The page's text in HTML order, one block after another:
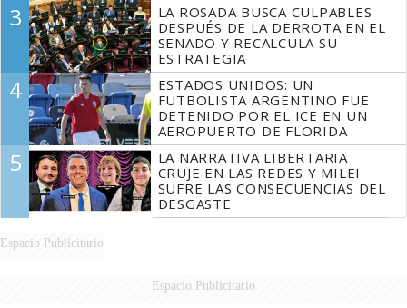
3
LA ROSADA BUSCA CULPABLES
DESPUÉS DE LA DERROTA EN EL
SENADO Y RECALCULA SU
ESTRATEGIA
4
ESTADOS UNIDOS: UN
FUTBOLISTA ARGENTINO FUE
DETENIDO POR EL ICE EN UN
AEROPUERTO DE FLORIDA
5
LA NARRATIVA LIBERTARIA
CRUJE EN LAS REDES Y MILEI
SUFRE LAS CONSECUENCIAS DEL
DESGASTE
Espacio Publicitario
Espacio Publicitario